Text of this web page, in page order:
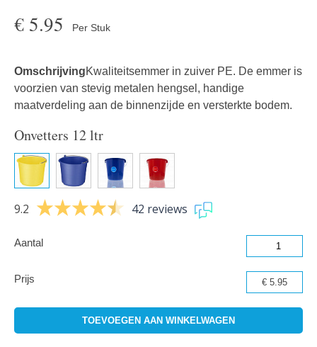
€ 5.95 Per Stuk
OmschrijvingKwaliteitsemmer in zuiver PE. De emmer is
voorzien van stevig metalen hengsel, handige
maatverdeling aan de binnenzijde en versterkte bodem.
Onvetters 12 ltr
9.2 42 reviews
Aantal
Prijs € 5.95